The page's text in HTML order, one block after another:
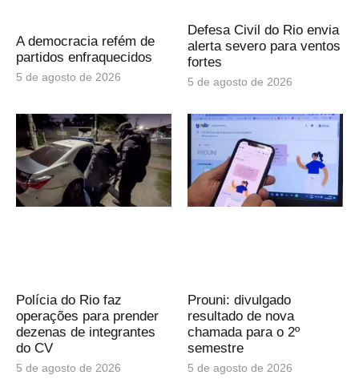
A democracia refém de
partidos enfraquecidos
5 de agosto de 2026
Defesa Civil do Rio envia
alerta severo para ventos
fortes
5 de agosto de 2026
Polícia do Rio faz
operações para prender
dezenas de integrantes
do CV
5 de agosto de 2026
Prouni: divulgado
resultado de nova
chamada para o 2º
semestre
5 de agosto de 2026